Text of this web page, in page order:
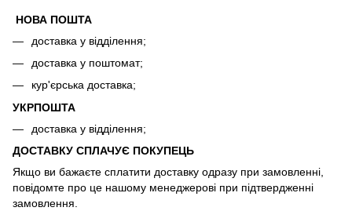
НОВА ПОШТА
доставка у відділення;
доставка у поштомат;
кур'єрська доставка;
УКРПОШТА
доставка у відділення;
ДОСТАВКУ СПЛАЧУЄ ПОКУПЕЦЬ
Якщо ви бажаєте сплатити доставку одразу при замовленні,
повідомте про це нашому менеджерові при підтвердженні
замовлення.